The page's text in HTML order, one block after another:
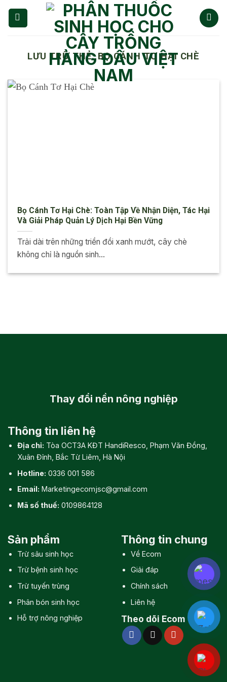
Chuyển
đến
LƯU TRỮ THẺ:BỌ CÁNH TƠ HẠI CHÈ
Bọ Cánh Tơ Hại Chè: Toàn Tập Về Nhận Diện, Tác Hại
Và Giải Pháp Quản Lý Dịch Hại Bền Vững
Trải dài trên những triền đồi xanh mướt, cây chè
không chỉ là nguồn sinh...
Thay đổi nền nông nghiệp
Thông tin liên hệ
Địa chỉ: Tòa OCT3A KĐT HandiResco, Phạm Văn Đồng,
Xuân Đỉnh, Bắc Từ Liêm, Hà Nội
Hotline: 0336 001 586
Email: Marketingecomjsc@gmail.com
Mã số thuế: 0109864128
Sản phẩm
Trừ sâu sinh học
Trừ bệnh sinh học
Trừ tuyến trùng
Phân bón sinh học
Hỗ trợ nông nghiệp
Thông tin chung
Về Ecom
Giải đáp
Chính sách
Liên hệ
Theo dõi Ecom